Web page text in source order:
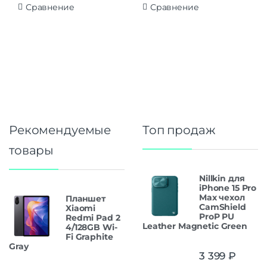
Сравнение Сравнение
Рекомендуемые
товары
Планшет
Xiaomi
Redmi Pad 2
4/128GB Wi-
Fi Graphite
Gray
Топ продаж
Nillkin для
iPhone 15 Pro
Max чехол
CamShield
ProP PU
Leather Magnetic Green
3 399 ₽